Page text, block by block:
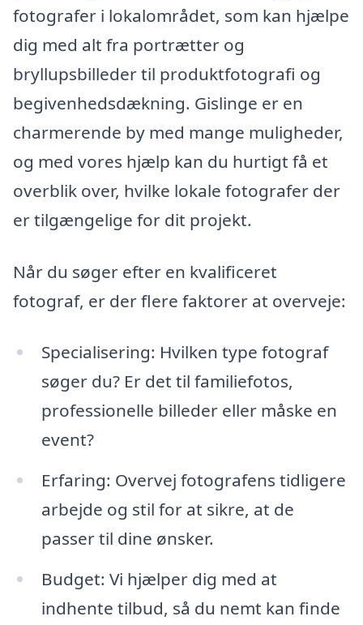
fotografer i lokalområdet, som kan hjælpe
dig med alt fra portrætter og
bryllupsbilleder til produktfotografi og
begivenhedsdækning. Gislinge er en
charmerende by med mange muligheder,
og med vores hjælp kan du hurtigt få et
overblik over, hvilke lokale fotografer der
er tilgængelige for dit projekt.
Når du søger efter en kvalificeret
fotograf, er der flere faktorer at overveje:
Specialisering: Hvilken type fotograf
søger du? Er det til familiefotos,
professionelle billeder eller måske en
event?
Erfaring: Overvej fotografens tidligere
arbejde og stil for at sikre, at de
passer til dine ønsker.
Budget: Vi hjælper dig med at
indhente tilbud, så du nemt kan finde